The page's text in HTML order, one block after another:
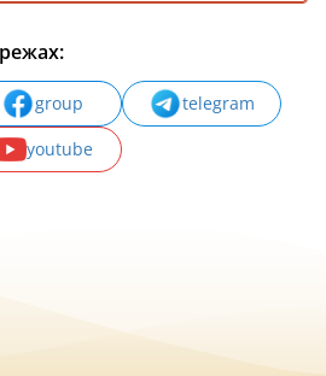
group
telegram
youtube